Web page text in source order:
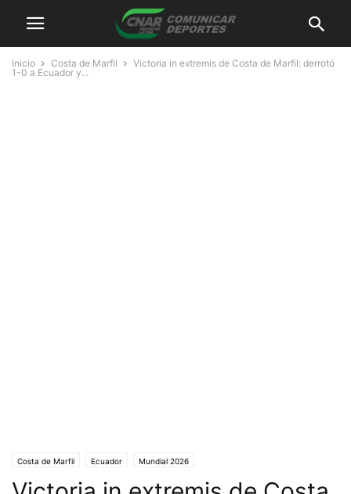
Inicio Costa de Marfil
Victoria in extremis de Costa de Marfil: derrotó
1-0 a Ecuador y...
Costa de Marfil Ecuador Mundial 2026